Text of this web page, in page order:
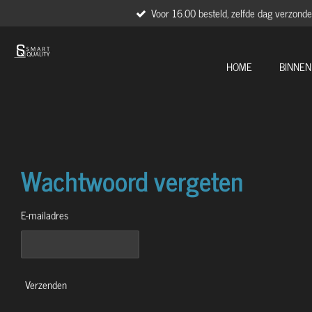
naar
de
Voor 16.00 besteld, zelfde dag
HOME
Wachtwoord vergeten
E-mailadres
Verzenden